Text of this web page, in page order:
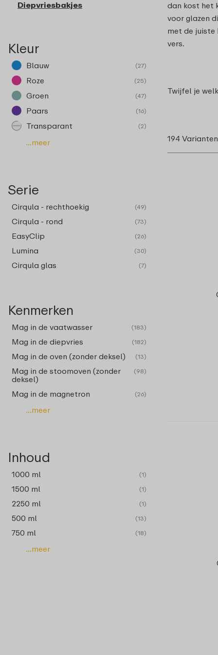
Diepvriesbakjes
Kleur
Blauw (27)
Roze (25)
Groen (47)
Paars (16)
Transparant (2)
...meer
Serie
Cirqula - rechthoekig (49)
Cirqula - rond (73)
EasyClip (26)
Lumina (30)
Cirqula glas (7)
Kenmerken
Mag in de vaatwasser (183)
Mag in de diepvries (182)
Mag in de oven (zonder deksel) (13)
Mag in de stoomoven (zonder
deksel)
(98)
Mag in de magnetron (26)
...meer
Inhoud
1000 ml (1)
1500 ml (1)
2250 ml (1)
500 ml (13)
750 ml (18)
...meer
dan kost het
voor glazen
met de
vers.
Twijfel je
194 Varianten